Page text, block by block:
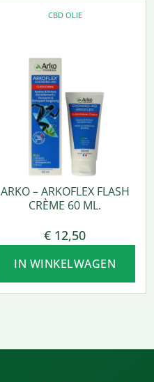
CBD OLIE
ARKO – ARKOFLEX FLASH
CRÈME 60 ML.
€ 12,50
IN WINKELWAGEN